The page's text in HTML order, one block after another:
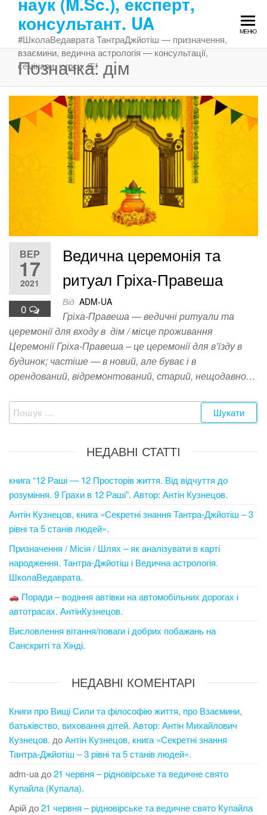
Перейти
змістуконсультант. UA
#ШколаВедаврата ТантраДжйотіш — призначення,
взаємини, ведична астрологія — консультації,
семінари, курси. Ԙ!
МЕНЮ
Позначка: дім
ВЕР
17
2021
0
Ведична церемонія та
ритуал Гріха-Правеша
Від ADM-UA
Гріха-Правеша — ведичні ритуали та
церемонії для входу в дім / місце проживання
Церемонії Гріха-Правеша – це церемонії для в’їзду в
будинок; частіше — в новий, але буває і в
орендований, відремонтований, старий, нещодавно…
Пошук:
НЕДАВНІ СТАТТІ
книга “12 Раші — 12 Просторів життя. Від відчуття до
розуміння. 9 Грахи в 12 Раші”. Автор: Антін Кузнецов.
Антін Кузнецов, книга «Секретні знання Тантра-Джйотіш – 3
рівні та 5 станів людей».
Призначення / Місія / Шлях – як аналізувати в карті
народження. Тантра-Джйотіш і Ведична астрологія.
ШколаВедаврата.
Поради – водіння автівки на автомобільних дорогах і
автотрасах. АнтінКузнецов.
Висловлення вітання/поваги і добрих побажань на
Санскриті та Хінді.
НЕДАВНІ КОМЕНТАРІ
Книги про Вищі Сили та філософію життя, про Взаємини,
батьківство, виховання дітей. Автор: Антін Михайлович
Кузнецов. доАнтін Кузнецов, книга «Секретні знання
Тантра-Джйотіш – 3 рівні та 5 станів людей».
adm-ua до21 червня – рідновірське та ведичне свято
Купайла (Купала).
Арій до21 червня – рідновірське та ведичне свято Купайла